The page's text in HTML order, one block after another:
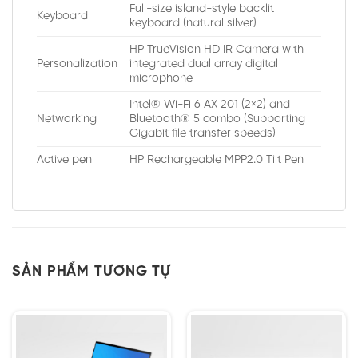
Keyboard
Full-size island-style backlit
keyboard (natural silver)
Personalization
HP TrueVision HD IR Camera with
integrated dual array digital
microphone
Networking
Intel® Wi-Fi 6 AX 201 (2×2) and
Bluetooth® 5 combo (Supporting
Gigabit file transfer speeds)
Active pen HP Rechargeable MPP2.0 Tilt Pen
SẢN PHẨM TƯƠNG TỰ